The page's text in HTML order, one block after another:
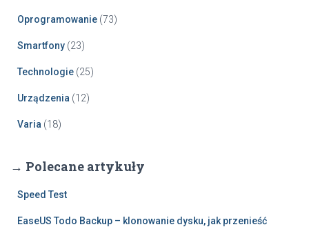
Oprogramowanie (73)
Smartfony (23)
Technologie (25)
Urządzenia (12)
Varia (18)
→ Polecane artykuły
Speed Test
EaseUS Todo Backup – klonowanie dysku, jak przenieść